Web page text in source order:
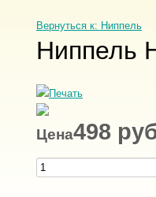
Вернуться к: Ниппель
Ниппель
Цена498